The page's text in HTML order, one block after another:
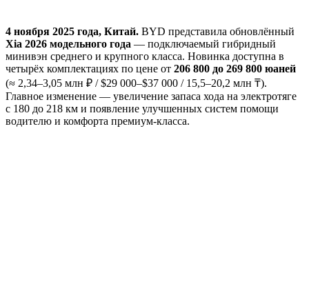
4 ноября 2025 года, Китай. BYD представила обновлённый
Xia 2026 модельного года — подключаемый гибридный
минивэн среднего и крупного класса. Новинка доступна в
четырёх комплектациях по цене от 206 800 до 269 800 юаней
(≈ 2,34–3,05 млн ₽ / $29 000–$37 000 / 15,5–20,2 млн ₸).
Главное изменение — увеличение запаса хода на электротяге
с 180 до 218 км и появление улучшенных систем помощи
водителю и комфорта премиум-класса.